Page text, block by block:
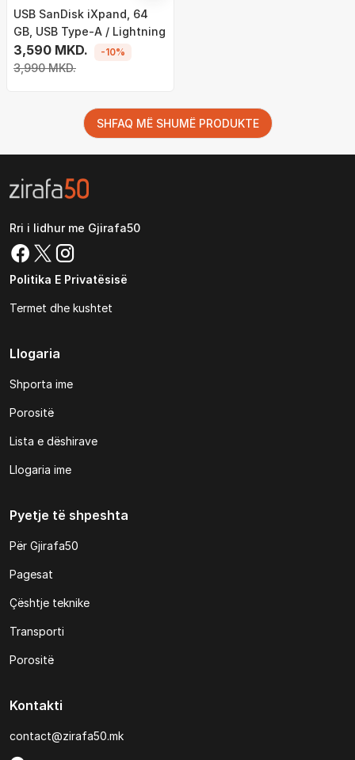
USB SanDisk iXpand, 64
GB, USB Type-A / Lightning
3,590 MKD.
3,990 MKD.
-10%
SHFAQ MË SHUMË PRODUKTE
Rri i lidhur me Gjirafa50
Politika E Privatësisë
Termet dhe kushtet
Llogaria
Shporta ime
Porositë
Lista e dëshirave
Llogaria ime
Pyetje të shpeshta
Për Gjirafa50
Pagesat
Çështje teknike
Transporti
Porositë
Kontakti
contact@zirafa50.mk